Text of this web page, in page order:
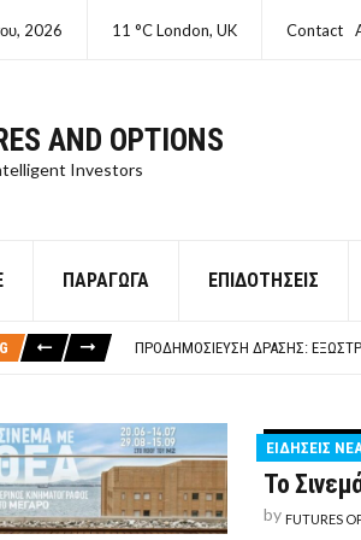
2026 11 °C London, UK Contact
AND OPTIONS
Investors
ΠΑΡΆΓΩΓΑ ΕΠΙΔΟΤΉΣΕΙΣ
ΠΡΟΔΗΜΟΣΊΕΥΣΗ ΔΡΆΣΗΣ:
ΤΙ ΕΊΝΑΙ ΧΡΉΜΑ ΚΕΦΑΛΑΙΟ 8Ο
ΤΑΜΕΊΟ ΜΙΚΡΟΠΙΣΤΏΣΕΩΝ ΣΥΧΝΈΣ
ΕΙΔΗΣΕΙΣ
Το
by FUTURES